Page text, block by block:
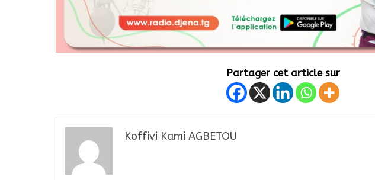
Partager cet article sur
Koffivi Kami AGBETOU